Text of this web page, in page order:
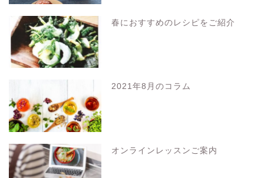
春におすすめのレシピをご紹介
2021年8月のコラム
オンラインレッスンご案内